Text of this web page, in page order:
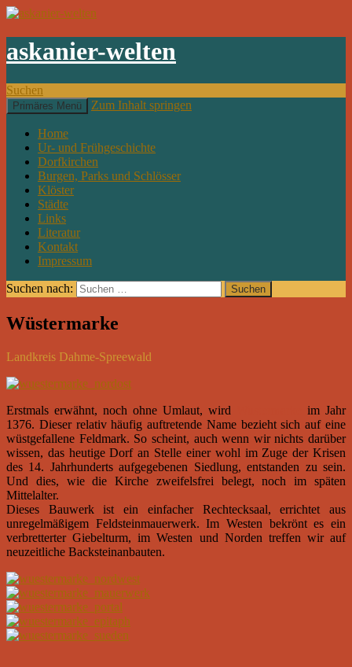
askanier-welten
Suchen
Primäres Menü Zum Inhalt springen
Home
Ur- und Frühgeschichte
Dorfkirchen
Burgen, Parks und Schlösser
Klöster
Städte
Links
Literatur
Kontakt
Impressum
Suchen nach:
Wüstermarke
Landkreis Dahme-Spreewald
Erstmals erwähnt, noch ohne Umlaut, wird
im Jahr
1376. Dieser relativ häufig auftretende Name bezieht sich auf eine
wüstgefallene Feldmark. So scheint, auch wenn wir nichts darüber
wissen, das heutige Dorf an Stelle einer wohl im Zuge der Krisen
des 14. Jahrhunderts aufgegebenen Siedlung, entstanden zu sein.
Und dies, wie die Kirche zweifelsfrei belegt, noch im späten
Mittelalter.
Dieses Bauwerk ist ein einfacher Rechtecksaal, errichtet aus
unregelmäßigem Feldsteinmauerwerk. Im Westen bekrönt es ein
verbretterter Giebelturm, im Westen und Norden treffen wir auf
neuzeitliche Backsteinanbauten.